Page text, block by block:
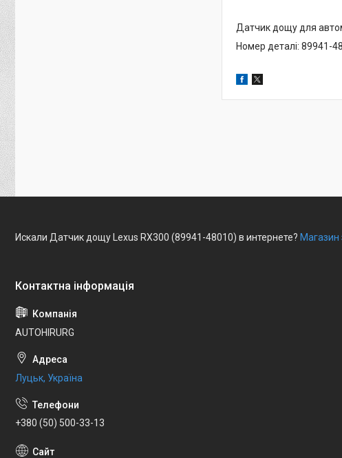
Датчик дощу для
Номер деталі: 89941-
Искали Датчик дощу Lexus RX300 (89941-48010) в интернете? Магазин
AUTOHIRURG
Луцьк, Україна
+380 (50) 500-33-13